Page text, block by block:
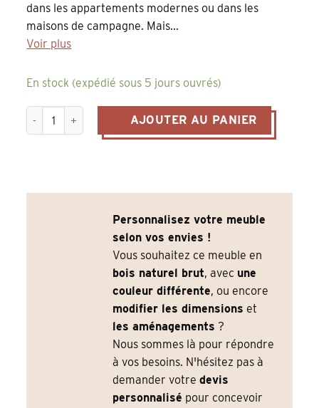
dans les appartements modernes ou dans les
maisons de campagne. Mais...
Voir plus
En stock (expédié sous 5 jours ouvrés)
quantité de grand buffet bas grainetier en pin massif noir
AJOUTER AU PANIER
Personnalisez votre meuble
selon vos envies !
Vous souhaitez ce meuble en
bois naturel brut, avec une
couleur différente, ou encore
modifier les dimensions et
les aménagements ?
Nous sommes là pour répondre
à vos besoins. N'hésitez pas à
demander votredevis
personnalisé pour concevoir